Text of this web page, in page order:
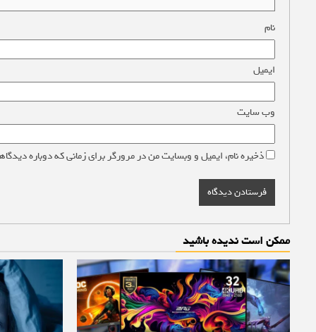
نام
ایمیل
وب‌ سایت
ذخیره نام، ایمیل و وبسایت من در مرورگر برای زمانی که دوباره
ممکن است ندیده باشید